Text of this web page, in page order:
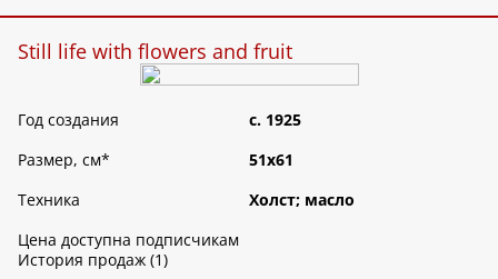
Still life with flowers and fruit
Год создания
c. 1925
Размер, см*
51х61
Техника
Холст; масло
Цена доступна подписчикам
История продаж (1)